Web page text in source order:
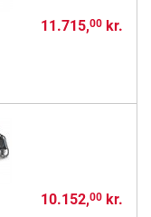
11.715,00kr.
10.152,00kr.